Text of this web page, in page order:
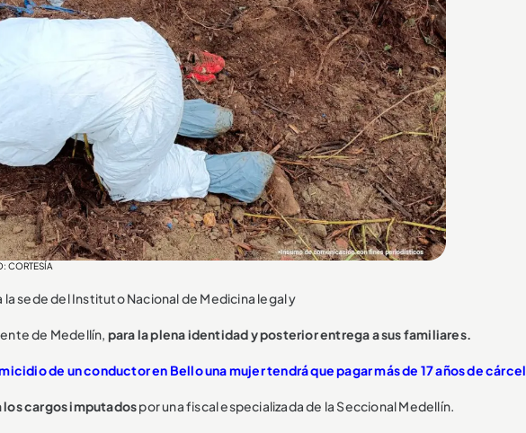
CORTESÍA
sede del Instituto Nacional de Medicina legal y
de Medellín, para la plena identidad y posterior entrega a sus familiares.
de un conductor en Bello una mujer tendrá que pagar más de 17 años de cárcel
los cargos imputadospor una fiscal especializada de la Seccional Medellín.